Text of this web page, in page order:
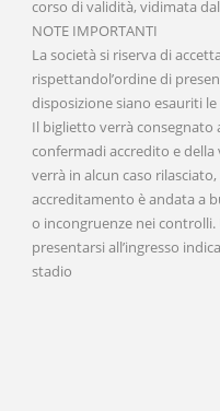
corso di validità, vidimata
NOTE IMPORTANTI
La società si riserva di
rispettandol’ordine di
disposizione siano esauriti
Il biglietto verrà consegnato
confermadi accredito e
verrà in alcun caso
accreditamento è andata a
o incongruenze nei
presentarsi all’ingresso
stadio